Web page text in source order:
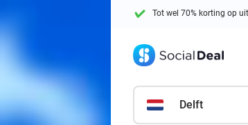
Tot wel 70% korting op
Delft